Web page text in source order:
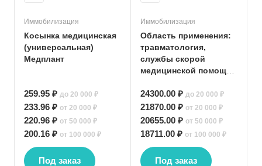
Иммобилизация
Косынка медицинская
(универсальная)
Медплант
259.95 ₽ до 20 000 ₽
233.96 ₽ от 20 000 ₽
220.96 ₽ от 50 000 ₽
200.16 ₽ от 100 000 ₽
Под заказ
Иммобилизация
Область применения:
травматология,
службы скорой
медицинской помощи,
военной и э
24300.00 ₽ до 20 000 ₽
21870.00 ₽ от 20 000 ₽
20655.00 ₽ от 50 000 ₽
18711.00 ₽ от 100 000 ₽
Под заказ